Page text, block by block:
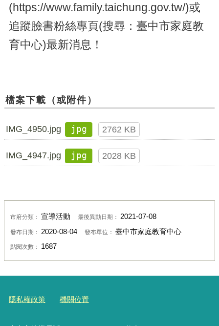
(https://www.family.taichung.gov.tw/)或
追蹤臉書粉絲專頁(搜尋：臺中市家庭教
育中心)最新消息！
檔案下載（或附件）
IMG_4950.jpg jpg 2762 KB
IMG_4947.jpg jpg 2028 KB
市府分類： 宣導活動 最後異動日期： 2021-07-08
發布日期： 2020-08-04 發布單位： 臺中市家庭教育中心
點閱次數： 1687
隱私權政策 機關位置